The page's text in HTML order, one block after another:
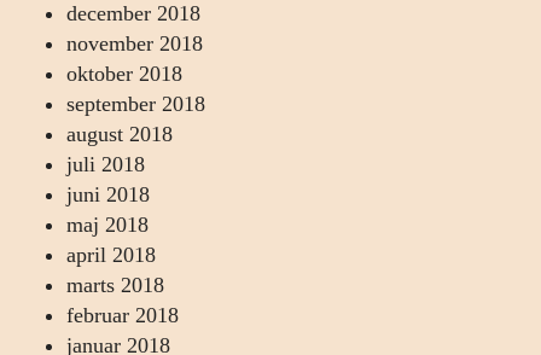
december 2018
november 2018
oktober 2018
september 2018
august 2018
juli 2018
juni 2018
maj 2018
april 2018
marts 2018
februar 2018
januar 2018